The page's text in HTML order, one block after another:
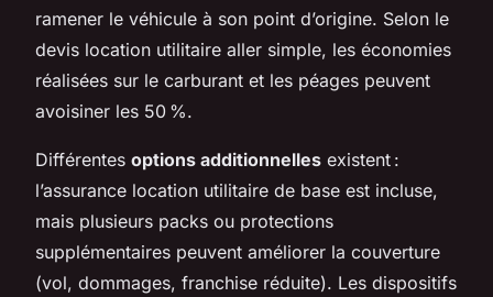
ramener le véhicule à son point d’origine. Selon le
devis location utilitaire aller simple, les économies
réalisées sur le carburant et les péages peuvent
avoisiner les 50 %.
Différentes options additionnelles existent :
l’assurance location utilitaire de base est incluse,
mais plusieurs packs ou protections
supplémentaires peuvent améliorer la couverture
(vol, dommages, franchise réduite). Les dispositifs